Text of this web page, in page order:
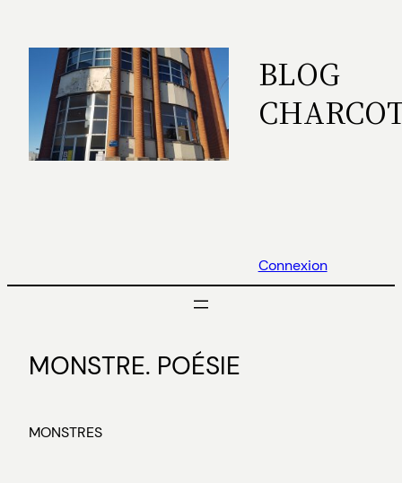
contenu
BLOG
Connexion
MONSTRE. POÉSIE
MONSTRES